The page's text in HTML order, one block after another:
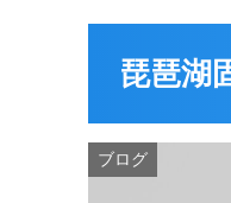
琵琶湖
ブログ